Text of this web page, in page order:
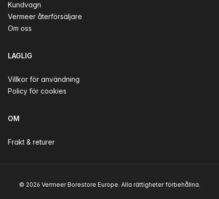
Kundvagn
Vermeer återförsäljare
Om oss
LAGLIG
Villkor för användning
Policy för cookies
OM
Frakt & returer
© 2026 Vermeer Borestore Europe. Alla rättigheter förbehållna.